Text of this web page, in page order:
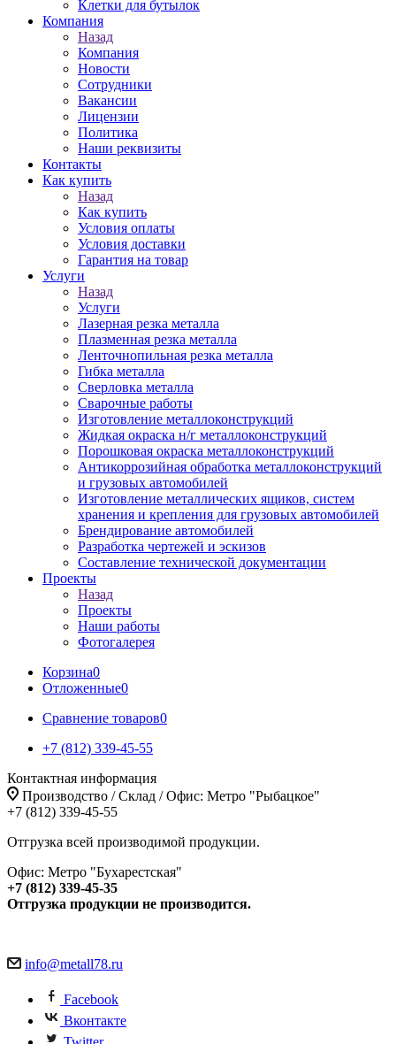
Клетки для бутылок
Компания
Назад
Компания
Новости
Сотрудники
Вакансии
Лицензии
Политика
Наши реквизиты
Контакты
Как купить
Назад
Как купить
Условия оплаты
Условия доставки
Гарантия на товар
Услуги
Назад
Услуги
Лазерная резка металла
Плазменная резка металла
Ленточнопильная резка металла
Гибка металла
Сверловка металла
Сварочные работы
Изготовление металлоконструкций
Жидкая окраска н/г металлоконструкций
Порошковая окраска металлоконструкций
Антикоррозийная обработка металлоконструкций
и грузовых автомобилей
Изготовление металлических ящиков, систем
хранения и крепления для грузовых автомобилей
Брендирование автомобилей
Разработка чертежей и эскизов
Составление технической документации
Проекты
Назад
Проекты
Наши работы
Фотогалерея
Корзина0
Отложенные0
Сравнение товаров0
+7 (812) 339-45-55
Контактная информация
Производство / Склад / Офис: Метро "Рыбацкое"
+7 (812) 339-45-55
Отгрузка всей производимой продукции.
Офис: Метро "Бухарестская"
+7 (812) 339-45-35
Отгрузка продукции не производится.
info@metall78.ru
Facebook
Вконтакте